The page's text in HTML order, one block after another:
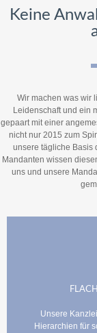
Keine
Wir machen was wir
Leidenschaft und ein
gepaart mit einer
nicht nur 2015 zum
unsere tägliche Basis
Mandanten wissen
uns und unsere
Unsere
Hierarchien für